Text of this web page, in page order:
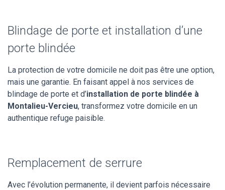
Blindage de porte et installation d’une
porte blindée
La protection de votre domicile ne doit pas être une option,
mais une garantie. En faisant appel à nos services de
blindage de porte et d’installation de porte blindée à
Montalieu-Vercieu, transformez votre domicile en un
authentique refuge paisible.
Remplacement de serrure
Avec l’évolution permanente, il devient parfois nécessaire